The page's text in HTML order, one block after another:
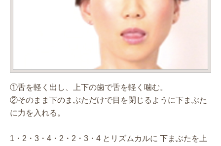
①舌を軽く出し、上下の歯で舌を軽く噛む。
②そのまま下のまぶただけで目を閉じるように下まぶた
に力を入れる。
1・2・3・4・2・2・3・4 とリズムカルに 下まぶたを上